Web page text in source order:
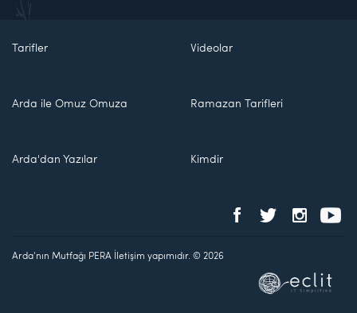
Tarifler Videolar
Arda ile Omuz Omuza Ramazan Tarifleri
Arda'dan Yazılar Kimdir
Arda'nın Mutfağı PERA İletişim yapımıdır. © 2026